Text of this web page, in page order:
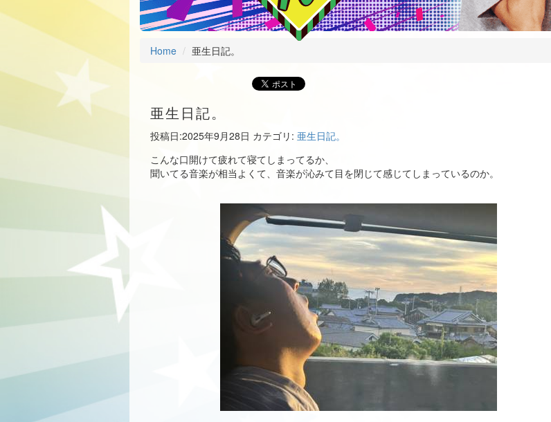
Home 亜生日記。
亜生日記。
投稿日:2025年9月28日 カテゴリ: 亜生日記。
こんな口開けて疲れて寝てしまってるか、
聞いてる音楽が相当よくて、音楽が沁みて目を閉じて感じてしまっているのか。